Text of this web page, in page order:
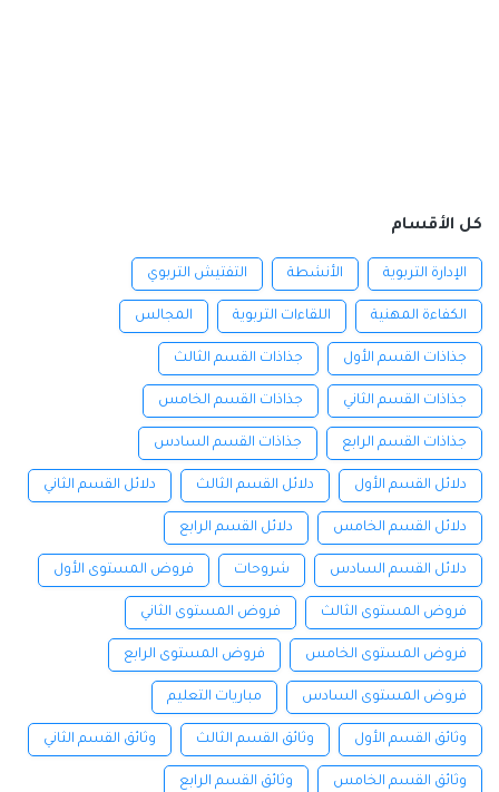
كل الأقسام
الإدارة التربوية الأنشطة التفتيش التربوي
الكفاءة المهنية اللقاءات التربوية المجالس
جذاذات القسم الأول جذاذات القسم الثالث
جذاذات القسم الثاني جذاذات القسم الخامس
جذاذات القسم الرابع جذاذات القسم السادس
دلائل القسم الأول دلائل القسم الثالث دلائل القسم الثاني
دلائل القسم الخامس دلائل القسم الرابع
دلائل القسم السادس شروحات فروض المستوى الأول
فروض المستوى الثالث فروض المستوى الثاني
فروض المستوى الخامس فروض المستوى الرابع
فروض المستوى السادس مباريات التعليم
وثائق القسم الأول وثائق القسم الثالث وثائق القسم الثاني
وثائق القسم الخامس وثائق القسم الرابع